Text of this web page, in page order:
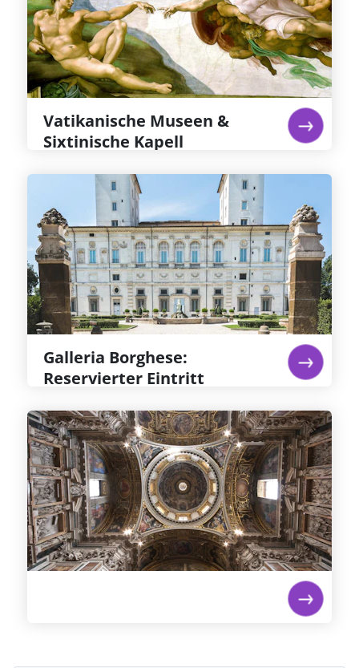
Vatikanische Museen &
Sixtinische Kapell
Michelangelos Fresken in der Sixtinischen
Kapelle gelten gemeinhin als das großartigste
jemals erschaffene Kunstwerk – sie allein sind
den Eintritt in die Sixtinische Kapelle und das
Ticket für die Vatikanischen Museen wert
Weiterlesen...
Galleria Borghese:
Reservierter Eintritt
Galleria Borghese: Reservierter
Eintritt
Villa & Galleria Borghese in Rom: einst
Privatsammlung von Kardinal Scipione
Borghese, dessen Büste dort zu sehen ist. Zu
sehen sind Caravaggios Hell-Dunkel-Gemälde
wie „Heiliger Hieronymus“ und „Junge mit
Früchtekorb“ sowie Berninis „David“.
Weiterlesen...
Weiterlesen...